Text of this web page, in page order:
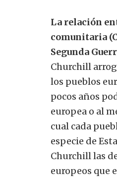
La relación
comunitaria
Segunda
Churchill
los pueblos
pocos años
europea o al
cual cada
especie de
Churchill las
europeos que